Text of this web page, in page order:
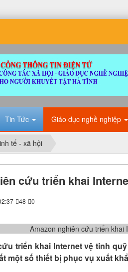
Tin Tức Giáo dục nghề nghiệp
tế - xã hội
cứu triển khai
48 0
triển khai Internet vệ tinh
một số thiết bị phục vụ xuất